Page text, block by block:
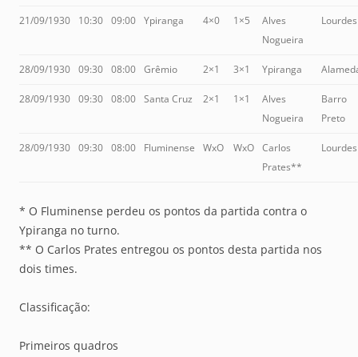
21/09/1930 10:30 09:00 Ypiranga 4×0 1×5
Alves
Nogueira
Lourdes
28/09/1930 09:30 08:00 Grêmio 2×1 3×1 Ypiranga
28/09/1930 09:30 08:00 Santa Cruz 2×1 1×1
Alves
Nogueira
Barro
Preto
28/09/1930 09:30 08:00 Fluminense WxO WxO Carlos
Prates**
Lourdes
* O Fluminense perdeu os pontos da partida contra o
Ypiranga no turno.
** O Carlos Prates entregou os pontos desta partida nos
dois times.
Classificação:
Primeiros quadros